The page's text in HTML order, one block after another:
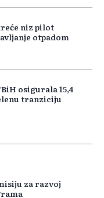
niz pilot
otpadom
osigurala 15,4
tranziciju
za razvoj